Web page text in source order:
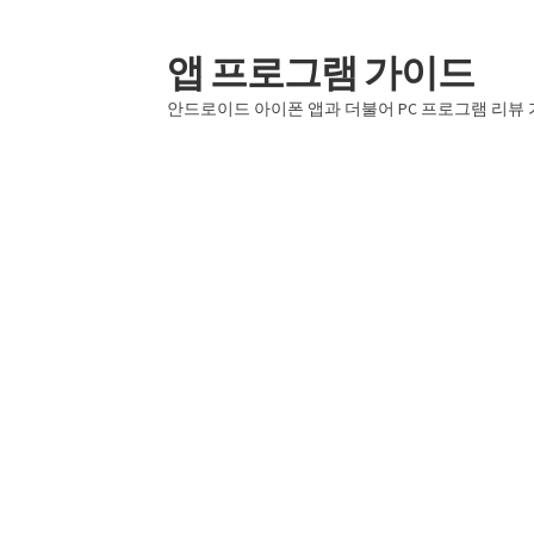
탐
색
으
컨
텐
츠
앱 프로그램 가이드
안드로이드 아이폰 앱과 더불어 PC 프로그램 리뷰